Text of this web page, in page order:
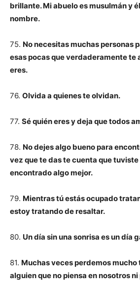
brillante. Mi abuelo es musulmán y
nombre.
75. No necesitas muchas personas
esas pocas que verdaderamente te
eres.
76. Olvida a quienes te olvidan.
77. Sé quién eres y deja que todos
78. No dejes algo bueno para
vez que te das te cuenta que tuviste
encontrado algo mejor.
79. Mientras tú estás ocupado
estoy tratando de resaltar.
80. Un día sin una sonrisa es un día
81. Muchas veces perdemos mucho
alguien que no piensa en nosotros